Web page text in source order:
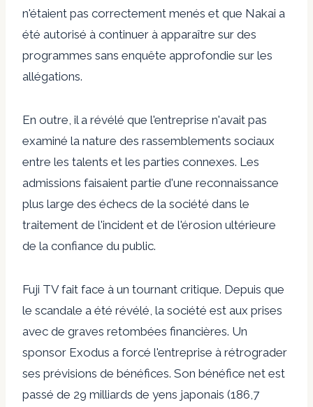
n'étaient pas correctement menés et que Nakai a
été autorisé à continuer à apparaître sur des
programmes sans enquête approfondie sur les
allégations.
En outre, il a révélé que l'entreprise n'avait pas
examiné la nature des rassemblements sociaux
entre les talents et les parties connexes. Les
admissions faisaient partie d'une reconnaissance
plus large des échecs de la société dans le
traitement de l'incident et de l'érosion ultérieure
de la confiance du public.
Fuji TV fait face à un tournant critique. Depuis que
le scandale a été révélé, la société est aux prises
avec de graves retombées financières. Un
sponsor Exodus a forcé l'entreprise à rétrograder
ses prévisions de bénéfices. Son bénéfice net est
passé de 29 milliards de yens japonais (186,7